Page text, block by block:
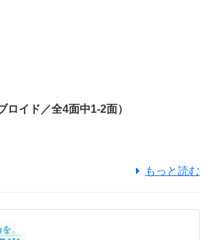
ロイド／全4面中1-2面）
もっと読む